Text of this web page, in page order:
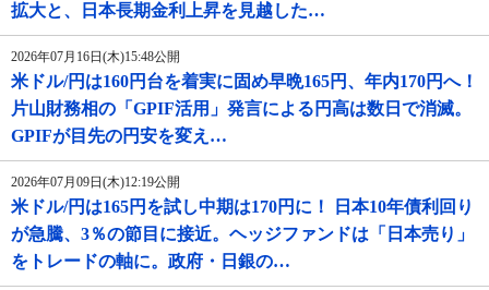
拡大と、日本長期金利上昇を見越した…
2026年07月16日(木)15:48公開
米ドル/円は160円台を着実に固め早晩165円、年内170円へ！
片山財務相の「GPIF活用」発言による円高は数日で消滅。
GPIFが目先の円安を変え…
2026年07月09日(木)12:19公開
米ドル/円は165円を試し中期は170円に！ 日本10年債利回り
が急騰、3％の節目に接近。ヘッジファンドは「日本売り」
をトレードの軸に。政府・日銀の…